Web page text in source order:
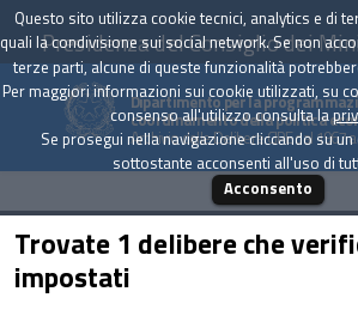
Presidenza del Consiglio dei
Dipartimento per la
coordinamento della politica
Archivio delle Delibere CIPE dal 1967
Trovate 1 delibere che
impostati
Questo sito utilizza cookie tecnici, analytics e di
quali la condivisione sui social network. Se non
terze parti, alcune di queste funzionalità
Per maggiori informazioni sui cookie utilizzati, su
consenso all'utilizzo consulta la
Se prosegui nella navigazione cliccando su
sottostante acconsenti all'uso di
Acconsento